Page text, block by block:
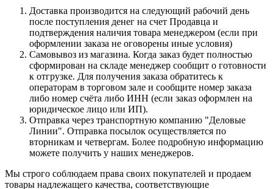
Доставка производится на следующий рабочий день
после поступления денег на счет Продавца и
подтверждения наличия товара менеджером (если при
оформлении заказа не оговорены иные условия)
Самовывоз из магазина. Когда заказ будет полностью
сформирован на складе менеджер сообщит о готовности
к отгрузке. Для получения заказа обратитесь к
операторам в торговом зале и сообщите номер заказа
либо номер счёта либо ИНН (если заказ оформлен на
юридическое лицо или ИП).
Отправка через транспортную компанию "Деловые
Линии". Отправка посылок осуществляется по
вторникам и четвергам. Более подробную информацию
можете получить у наших менеджеров.
Мы строго соблюдаем права своих покупателей и продаем
товары надлежащего качества, соответствующие